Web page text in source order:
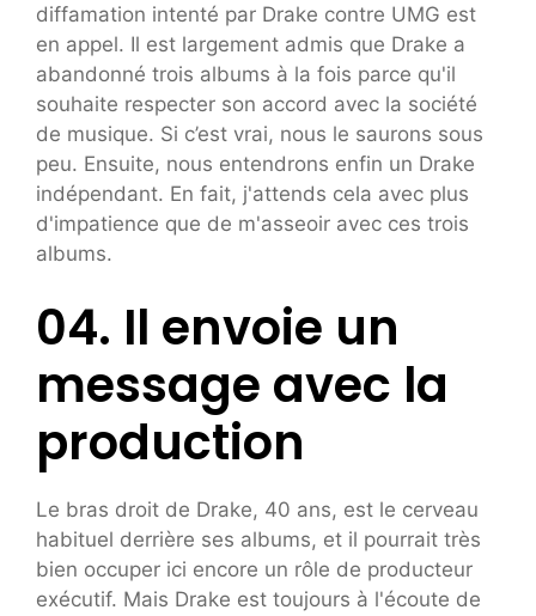
diffamation intenté par Drake contre UMG est
en appel. Il est largement admis que Drake a
abandonné trois albums à la fois parce qu'il
souhaite respecter son accord avec la société
de musique. Si c’est vrai, nous le saurons sous
peu. Ensuite, nous entendrons enfin un Drake
indépendant. En fait, j'attends cela avec plus
d'impatience que de m'asseoir avec ces trois
albums.
04. Il envoie un
message avec la
production
Le bras droit de Drake, 40 ans, est le cerveau
habituel derrière ses albums, et il pourrait très
bien occuper ici encore un rôle de producteur
exécutif. Mais Drake est toujours à l'écoute de